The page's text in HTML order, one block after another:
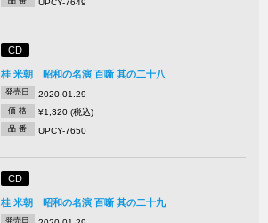
CD
桂 米朝 昭和の名演 百噺 其の二十八
発売日 2020.01.29
価 格 ¥1,320 (税込)
品 番 UPCY-7650
CD
桂 米朝 昭和の名演 百噺 其の二十九
発売日